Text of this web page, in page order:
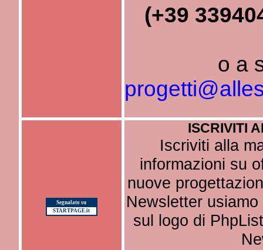
(+39
o a
Segnalato su
STARTPAGE.it
ISCRIVITI
Iscriviti alla
informazioni su
nuove
Newsletter
sul logo di